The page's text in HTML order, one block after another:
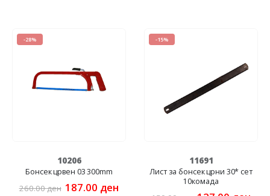
-28%
10206
Бонсек црвен 03 300mm
260.00ден Original
187.00 ден
-15%
11691
Лист за бонсек црни 30* сет
10комада